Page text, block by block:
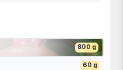
800 g
60 g